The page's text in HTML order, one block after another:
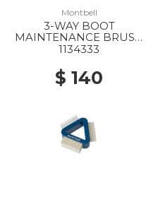
Montbell
3-WAY BOOT
MAINTENANCE BRUSH
BGN
1134333
$ 140